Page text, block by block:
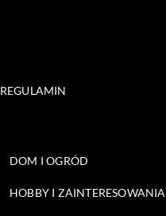
REGULAMIN
DOM I OGRÓD
HOBBY I ZAINTERESOWANIA